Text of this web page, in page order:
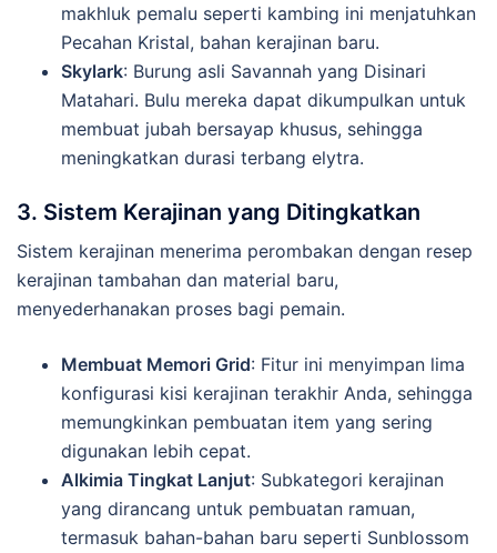
makhluk pemalu seperti kambing ini menjatuhkan
Pecahan Kristal, bahan kerajinan baru.
Skylark: Burung asli Savannah yang Disinari
Matahari. Bulu mereka dapat dikumpulkan untuk
membuat jubah bersayap khusus, sehingga
meningkatkan durasi terbang elytra.
3. Sistem Kerajinan yang Ditingkatkan
Sistem kerajinan menerima perombakan dengan resep
kerajinan tambahan dan material baru,
menyederhanakan proses bagi pemain.
Membuat Memori Grid: Fitur ini menyimpan lima
konfigurasi kisi kerajinan terakhir Anda, sehingga
memungkinkan pembuatan item yang sering
digunakan lebih cepat.
Alkimia Tingkat Lanjut: Subkategori kerajinan
yang dirancang untuk pembuatan ramuan,
termasuk bahan-bahan baru seperti Sunblossom